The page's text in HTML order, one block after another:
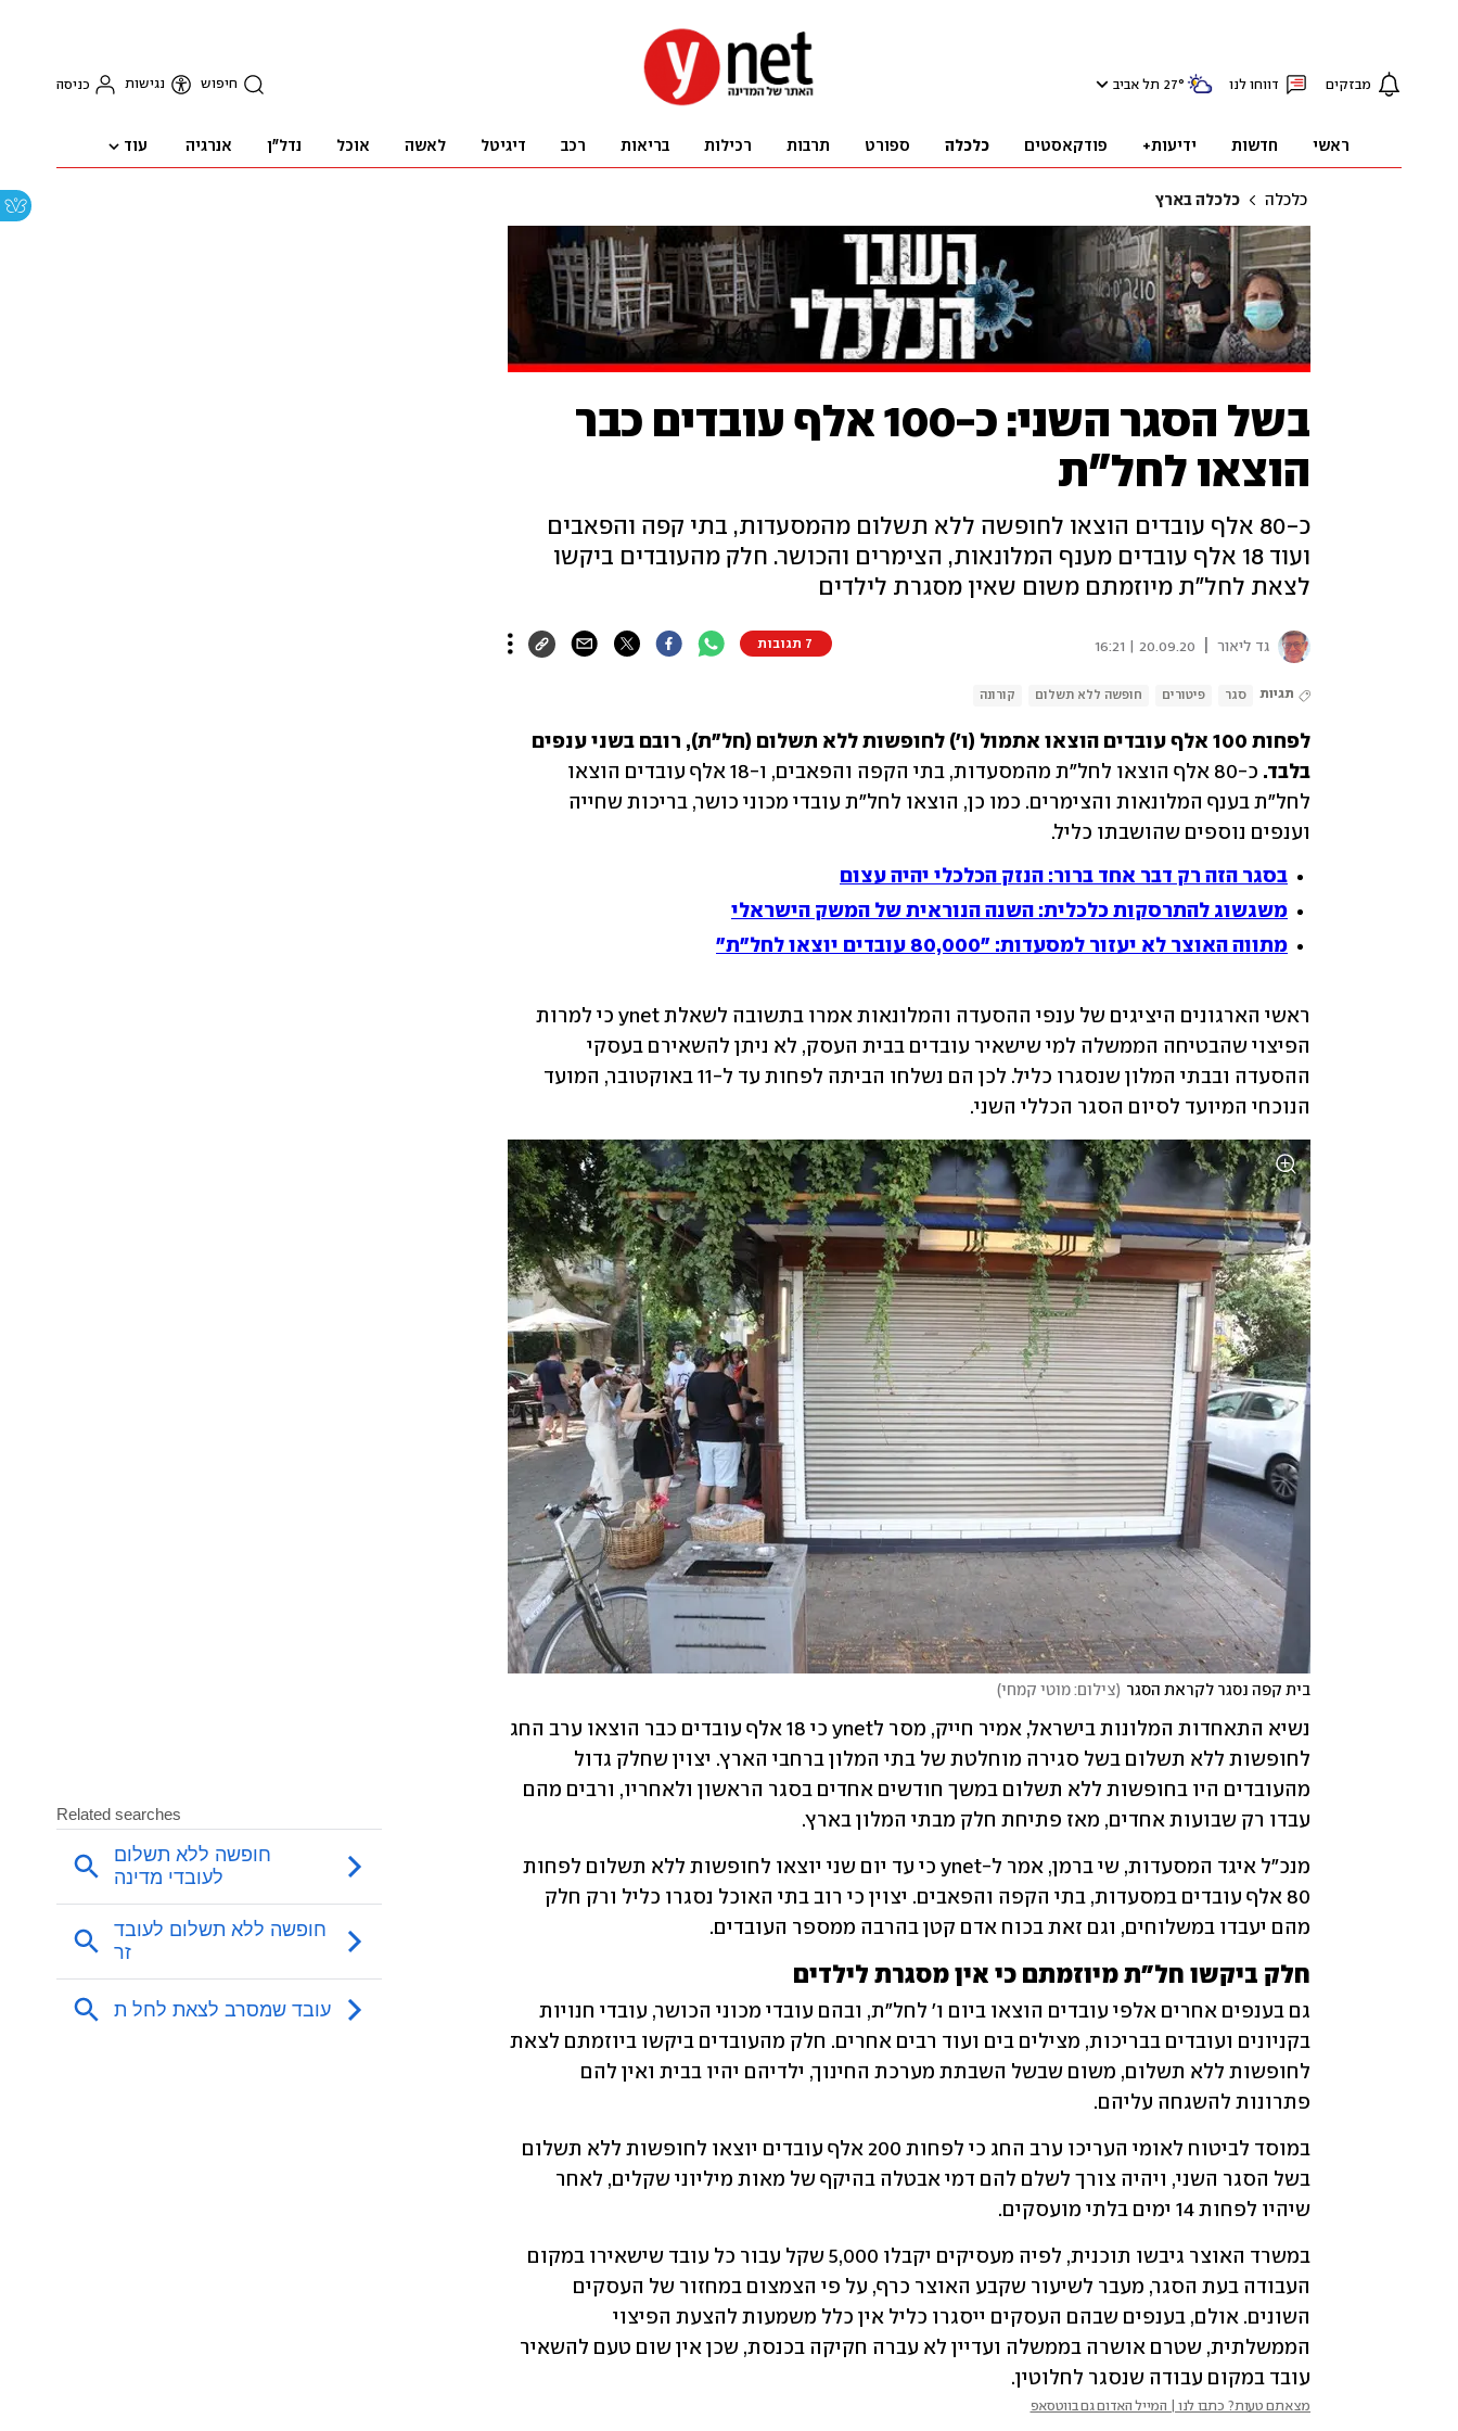
מבזקים דווחו לנו 27° תל אביב חיפוש נגישות כניסה
ראשי חדשות ידיעות+ פודקאסטים כלכלה ספורט תרבות רכילות בריאות רכב דיגיטל לאשה אוכל נדל"ן אנרגיה עוד
כלכלה כלכלה בארץ
בשל הסגר השני: כ-100 אלף עובדים כבר
הוצאו לחל"ת
כ-80 אלף עובדים הוצאו לחופשה ללא תשלום מהמסעדות, בתי קפה והפאבים
ועוד 18 אלף עובדים מענף המלונאות, הצימרים והכושר. חלק מהעובדים ביקשו
לצאת לחל"ת מיוזמתם משום שאין מסגרת לילדים
גד ליאור 20.09.20 | 16:21 7 תגובות
תגיות סגר פיטורים חופשה ללא תשלום קורונה
בלבד.
וענפים נוספים שהושבתו כליל.
בסגר הזה רק דבר אחד ברור: הנזק הכלכלי יהיה עצום
משגשוג להתרסקות כלכלית: השנה הנוראית של המשק הישראלי
מתווה האוצר לא יעזור למסעדות: "80,000 עובדים יוצאו לחל"ת"
הנוכחי המיועד לסיום הסגר הכללי השני.
בית קפה נסגר לקראת הסגר (צילום: מוטי קמחי)
עבדו רק שבועות אחדים, מאז פתיחת חלק מבתי המלון בארץ.
מהם יעבדו במשלוחים, וגם זאת בכוח אדם קטן בהרבה ממספר העובדים.
חלק ביקשו חל"ת מיוזמתם כי אין מסגרת לילדים
פתרונות להשגחה עליהם.
שיהיו לפחות 14 ימים בלתי מועסקים.
עובד במקום עבודה שנסגר לחלוטין.
מצאתם טעות? כתבו לנו | המייל האדום גם בווטסאפ